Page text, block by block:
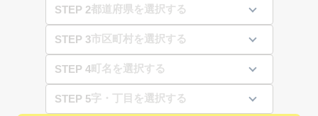
STEP 2
STEP 3
STEP 4
STEP 5